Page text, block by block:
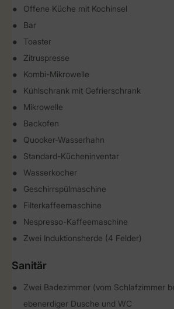
Offene Küche mit Kochinsel
Bar
Toaster
Zitruspresse
Kombi-Mikrowelle
Kühlschrank mit Gefrierschrank
Mikrowelle
Backofen
Quooker-Wasserhahn
Standard-Kücheninventar
Wasserkocher
Geschirrspülmaschine
Filterkaffeemaschine
Nespresso-Kaffeemaschine
Zwei Induktionsherde (4 Felder)
Sanitär
Zwei Badezimmer (vom Schlafzimmer
ebenerdiger Dusche und WC